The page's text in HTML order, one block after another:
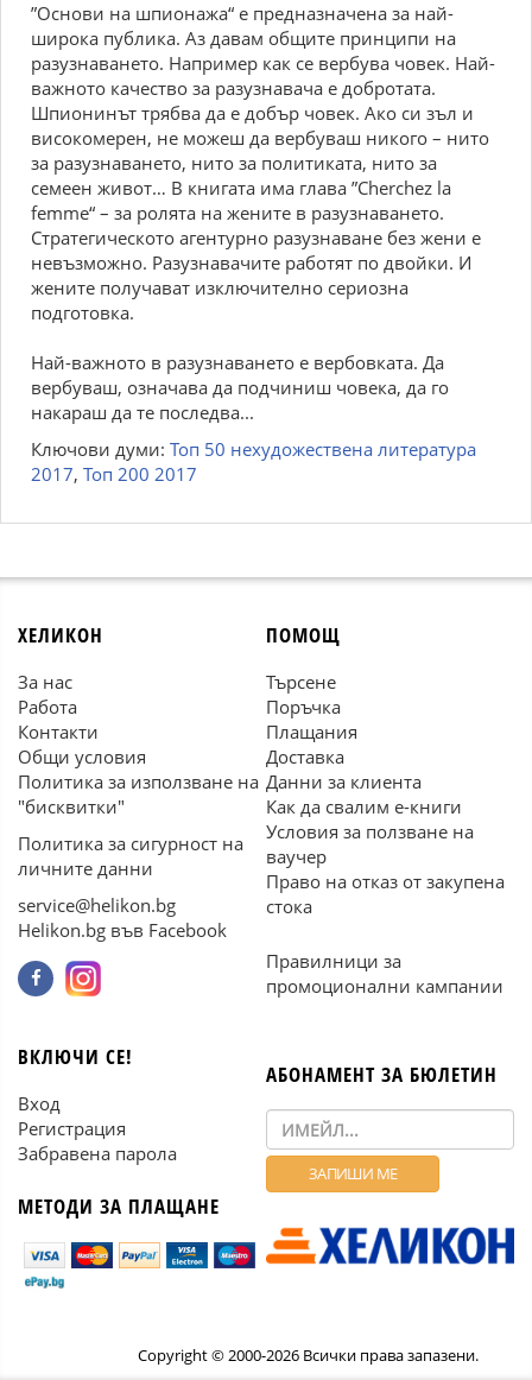
”Основи на шпионажа“ е предназначена за най-
широка публика. Аз давам общите принципи на
разузнаването. Например как се вербува човек. Най-
важното качество за разузнавача е добротата.
Шпионинът трябва да е добър човек. Ако си зъл и
високомерен, не можеш да вербуваш никого – нито
за разузнаването, нито за политиката, нито за
семеен живот… В книгата има глава ”Cherchez la
femme“ – за ролята на жените в разузнаването.
Стратегическото агентурно разузнаване без жени е
невъзможно. Разузнавачите работят по двойки. И
жените получават изключително сериозна
подготовка.
Най-важното в разузнаването е вербовката. Да
вербуваш, означава да подчиниш човека, да го
накараш да те последва...
Ключови думи: Топ 50 нехудожествена литература
2017, Топ 200 2017
ХЕЛИКОН
За нас
Работа
Контакти
Общи условия
Политика за използване на
"бисквитки"
Политика за сигурност на
личните данни
service@helikon.bg
Helikon.bg във Facebook
ПОМОЩ
Търсене
Поръчка
Плащания
Доставка
Данни за клиента
Как да свалим е-книги
Условия за ползване на
ваучер
Право на отказ от закупена
стока
Правилници за
промоционални кампании
ВКЛЮЧИ СЕ!
Вход
Регистрация
Забравена парола
МЕТОДИ ЗА ПЛАЩАНЕ
АБОНАМЕНТ ЗА БЮЛЕТИН
Copyright © 2000-2026 Всички права запазени.